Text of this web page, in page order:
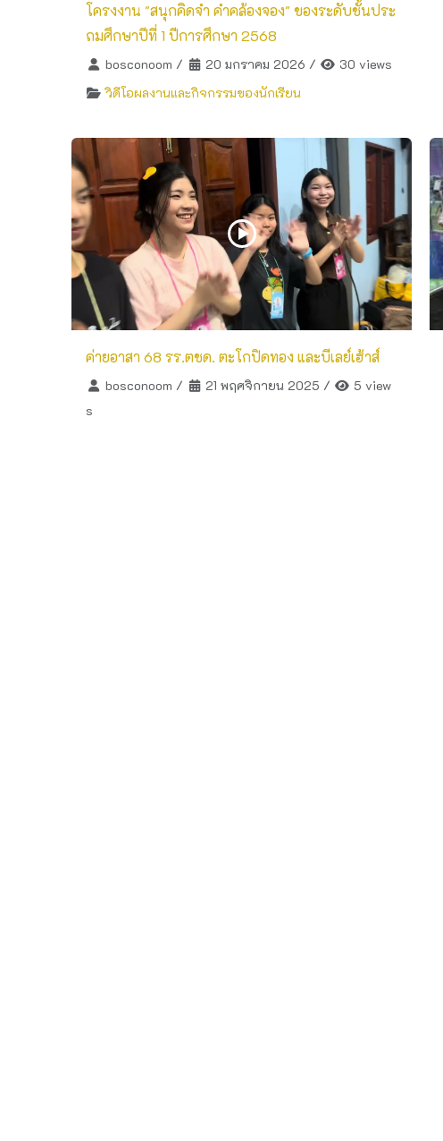
โครงงาน "สนุกคิดจำ คำคล้องจอง" ของระดับชั้นประ
ถมศึกษาปีที่ 1 ปีการศึกษา 2568
bosconoom / 20 มกราคม 2026 /
30 views
วิดีโอผลงานและกิจกรรมของนักเรียน
ค่ายอาสา 68 รร.ตชด. ตะโกปิดทอง และบีเลย์เฮ้าส์
bosconoom / 21 พฤศจิกายน 2025 /
5 view
s